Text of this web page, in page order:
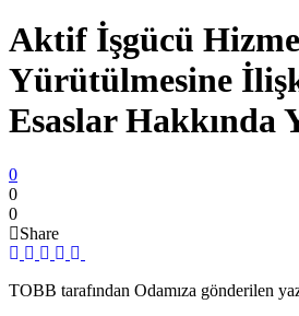
Aktif İşgücü
Yürütülmesine
Esaslar Hakkında
0
0
0
Share
TOBB tarafından Odamıza gönderilen